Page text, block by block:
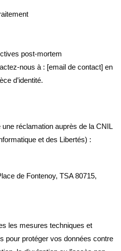
post-mortem
nous à : [email de contact] en
d’identité.
une réclamation auprès de la CNIL
et des Libertés) :
de Fontenoy, TSA 80715,
les mesures techniques et
pour protéger vos données contre